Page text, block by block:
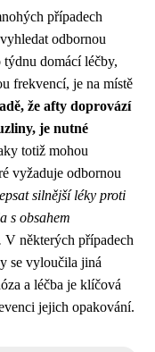
případech
odbornou
domácí léčby,
frekvencí, je na místě
že afty doprovází
je nutné
totiž mohou
vyžaduje odbornou
silnější léky proti
s obsahem
V některých případech
se vyloučila jiná
a léčba je klíčová
jejich opakování.